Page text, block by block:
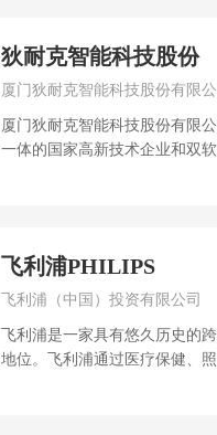
狄耐克智能科技股份
厦门狄耐克智能科技股份有限
厦门狄耐克智能科技股份有限
一体的国家高新技术企业和双
飞利浦PHILIPS
飞利浦（中国）投资有限公司
飞利浦是一家具有悠久历史的
地位。飞利浦通过医疗保健、